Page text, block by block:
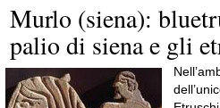
Murlo (siena):
palio di siena e gli